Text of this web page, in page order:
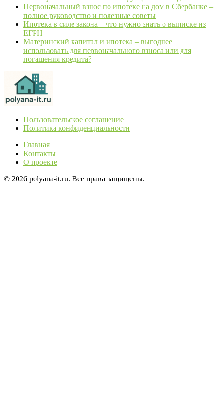
Первоначальный взнос по ипотеке на дом в Сбербанке –
полное руководство и полезные советы
Ипотека в силе закона – что нужно знать о выписке из
ЕГРН
Материнский капитал и ипотека – выгоднее
использовать для первоначального взноса или для
погашения кредита?
Пользовательское соглашение
Политика конфиденциальности
Главная
Контакты
О проекте
© 2026 polyana-it.ru. Все права защищены.